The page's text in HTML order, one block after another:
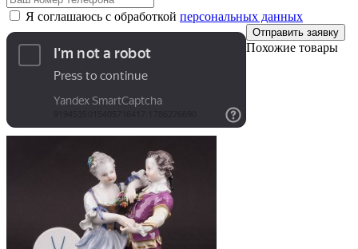
Я соглашаюсь с обработкой персональных данных
Отправить заявку
Похожие товары